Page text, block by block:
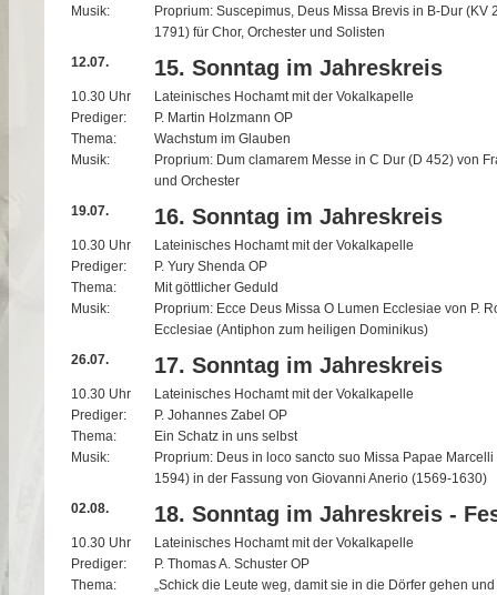
Musik:
Proprium: Suscepimus, Deus Missa Brevis in B-Dur
1791) für Chor, Orchester und Solisten
12.07.
15. Sonntag im Jahreskreis
10.30 Uhr
Lateinisches Hochamt mit der Vokalkapelle
Prediger:
P. Martin Holzmann OP
Thema:
Wachstum im Glauben
Musik:
Proprium: Dum clamarem Messe in C Dur (D 452) von
und Orchester
19.07.
16. Sonntag im Jahreskreis
10.30 Uhr
Lateinisches Hochamt mit der Vokalkapelle
Prediger:
P. Yury Shenda OP
Thema:
Mit göttlicher Geduld
Musik:
Proprium: Ecce Deus Missa O Lumen Ecclesiae von P.
Ecclesiae (Antiphon zum heiligen Dominikus)
26.07.
17. Sonntag im Jahreskreis
10.30 Uhr
Lateinisches Hochamt mit der Vokalkapelle
Prediger:
P. Johannes Zabel OP
Thema:
Ein Schatz in uns selbst
Musik:
Proprium: Deus in loco sancto suo Missa Papae
1594) in der Fassung von Giovanni Anerio (1569-1630)
02.08.
18. Sonntag im Jahreskreis -
10.30 Uhr
Lateinisches Hochamt mit der Vokalkapelle
Prediger:
P. Thomas A. Schuster OP
Thema:
„Schick die Leute weg, damit sie in die Dörfer gehen